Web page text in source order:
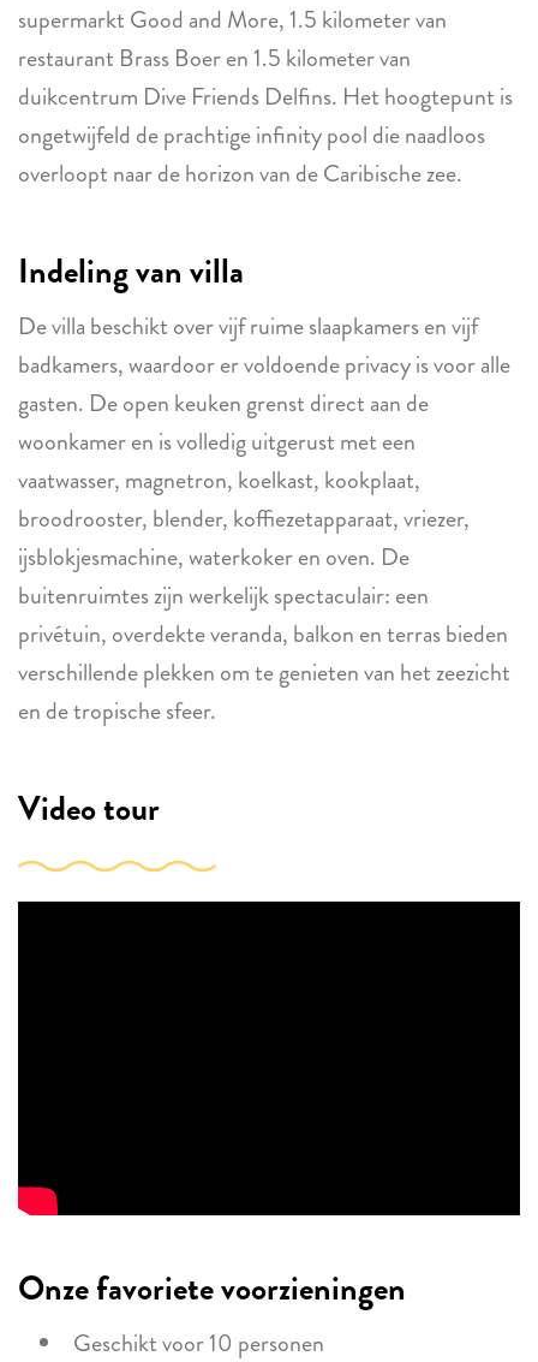
supermarkt Good and More, 1.5 kilometer van
restaurant Brass Boer en 1.5 kilometer van
duikcentrum Dive Friends Delfins. Het hoogtepunt is
ongetwijfeld de prachtige infinity pool die naadloos
overloopt naar de horizon van de Caribische zee.
Indeling van villa
De villa beschikt over vijf ruime slaapkamers en vijf
badkamers, waardoor er voldoende privacy is voor alle
gasten. De open keuken grenst direct aan de
woonkamer en is volledig uitgerust met een
vaatwasser, magnetron, koelkast, kookplaat,
broodrooster, blender, koffiezetapparaat, vriezer,
ijsblokjesmachine, waterkoker en oven. De
buitenruimtes zijn werkelijk spectaculair: een
privétuin, overdekte veranda, balkon en terras bieden
verschillende plekken om te genieten van het zeezicht
en de tropische sfeer.
Video tour
Onze favoriete voorzieningen
Geschikt voor 10 personen